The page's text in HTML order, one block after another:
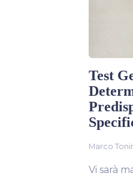
Test
Marco
Vi sarà